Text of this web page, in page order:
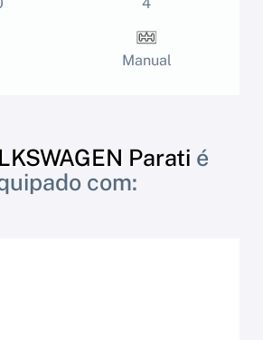
4
Manual
Parati é
com: